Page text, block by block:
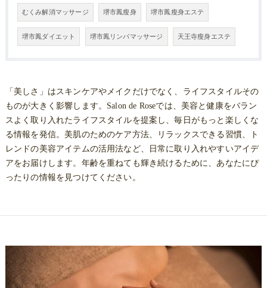
むくみ解消マッサージ 堺市鳳瘦身 堺市鳳瘦身エステ
堺市鳳ダイエット 堺市鳳リンパマッサージ 天王寺瘦身エステ
「美しさ」はスキンケアやメイクだけでなく、ライフスタイルその
ものが大きく影響します。Salon de Roseでは、美容と健康をバラン
スよく取り入れたライフスタイルを提案し、毎日がもっと楽しくな
る情報を発信。美肌のためのケア方法、リラックスできる習慣、ト
レンドの美容アイテムの活用法など、日常に取り入れやすいアイデ
アをお届けします。年齢を重ねても輝き続けるために、あなたにぴ
ったりの情報を見つけてください。